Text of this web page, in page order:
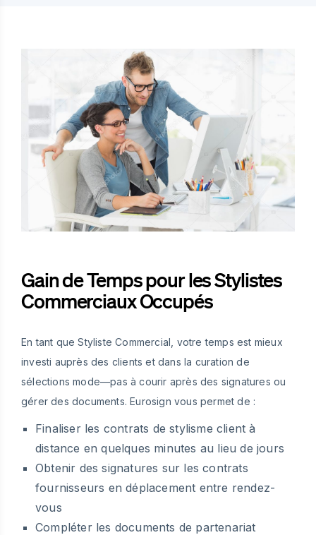
Gain de Temps pour les Stylistes
Commerciaux Occupés
En tant que Styliste Commercial, votre temps est mieux
investi auprès des clients et dans la curation de
sélections mode—pas à courir après des signatures ou
gérer des documents. Eurosign vous permet de :
Finaliser les contrats de stylisme client à
distance en quelques minutes au lieu de jours
Obtenir des signatures sur les contrats
fournisseurs en déplacement entre rendez-
vous
Compléter les documents de partenariat